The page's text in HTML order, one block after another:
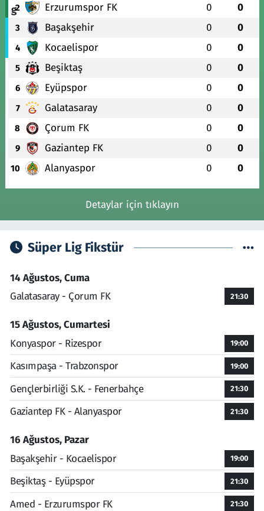
2 Erzurumspor FK 0 0
3 Başakşehir 0 0
4 Kocaelispor 0 0
5 Beşiktaş 0 0
6 Eyüpspor 0 0
7 Galatasaray 0 0
8 Çorum FK 0 0
9 Gaziantep FK 0 0
10 Alanyaspor 0 0
Detaylar için tıklayın
Süper Lig Fikstür
14 Ağustos, Cuma
Galatasaray - Çorum FK
21:30
15 Ağustos, Cumartesi
Konyaspor - Rizespor
19:00
Kasımpaşa - Trabzonspor 19:00
Gençlerbirliği S.K. - Fenerbahçe 21:30
Gaziantep FK - Alanyaspor 21:30
16 Ağustos, Pazar
Başakşehir - Kocaelispor
19:00
Beşiktaş - Eyüpspor 21:30
Amed - Erzurumspor FK 21:30